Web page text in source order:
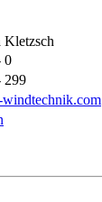
Kletzsch
0
299